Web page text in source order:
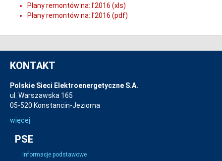
Plany remontów na: I'2016 (xls)
Plany remontów na: I'2016 (pdf)
KONTAKT
Polskie Sieci Elektroenergetyczne S.A.
ul. Warszawska 165
05-520 Konstancin-Jeziorna
więcej
PSE
Informacje podstawowe